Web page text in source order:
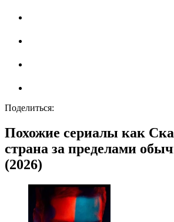
Поделиться:
Похожие сериалы как
страна за пределами
(2026)